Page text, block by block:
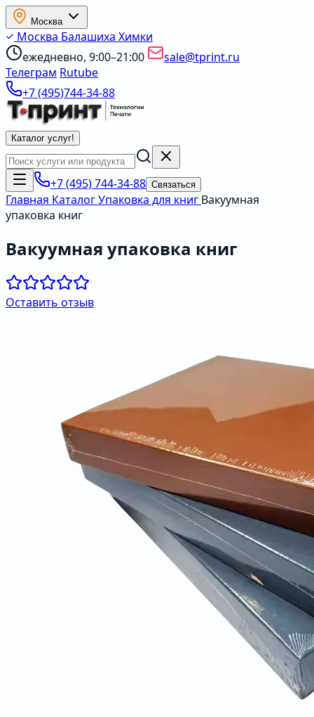
Москва
Москва Балашиха Химки
ежедневно, 9:00–21:00
sale@tprint.ru
Телеграм Rutube
+7 (495)744-34-88
Каталог услуг!
+7 (495) 744-34-88 Связаться
Главная КаталогУпаковка для книг Вакуумная
упаковка книг
Вакуумная упаковка книг
Оставить отзыв